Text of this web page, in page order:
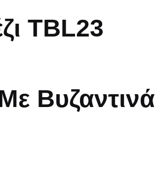
TBL23
Βυζαντινά